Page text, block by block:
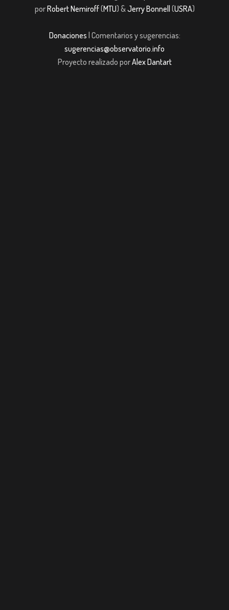
porRobert Nemiroff(MTU) &Jerry Bonnell (USRA)
Donaciones | Comentarios y sugerencias:
sugerencias@observatorio.info
Proyecto realizado porAlex Dantart